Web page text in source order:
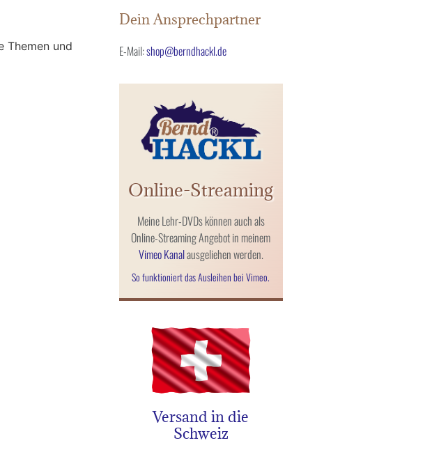
Themen und
Dein Ansprechpartner
E-Mail:shop@berndhackl.de
Online-Streaming
Meine Lehr-DVDs können auch als
Online-Streaming Angebot in meinem
Vimeo Kanalausgeliehen werden.
So funktioniert das Ausleihen bei Vimeo.
Versand in die
Schweiz